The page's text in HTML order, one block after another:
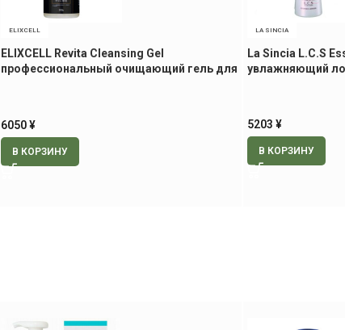
ELIXCELL
ELIXCELL Revita Cleansing Gel
профессиональный очищающий гель для
6050¥
В КОРЗИНУ
LA SINCIA
La Sincia L.C.S
увлажняющий
5203 ¥
В КОРЗИНУ